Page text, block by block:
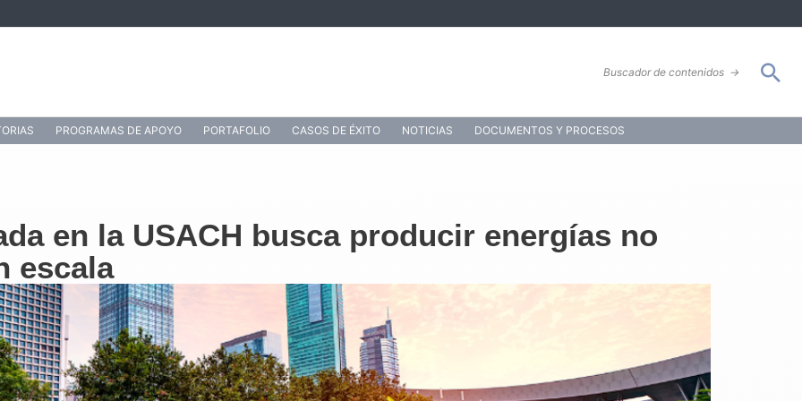
Buscador de contenidos →
PROGRAMAS DE APOYO PORTAFOLIO CASOS DE ÉXITO NOTICIAS DOCUMENTOS Y PROCESOS
en la USACH busca producir energías no
escala